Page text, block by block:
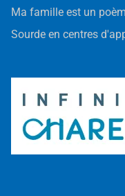
Ma famille est un
Sourde en centres